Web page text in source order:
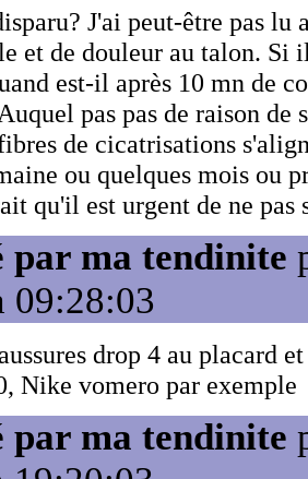
J'ai peut-être pas lu
et de douleur au talon. Si
est-il après 10 mn de
pas pas de raison de
de cicatrisations
ou quelques mois ou
qu'il est urgent de ne pas
par ma tendinite
09:28:03
drop 4 au placard
Nike vomero par exemple
par ma tendinite